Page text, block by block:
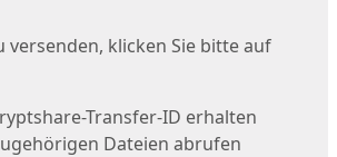
versenden, klicken Sie bitte auf
Transfer-ID erhalten
Dateien abrufen